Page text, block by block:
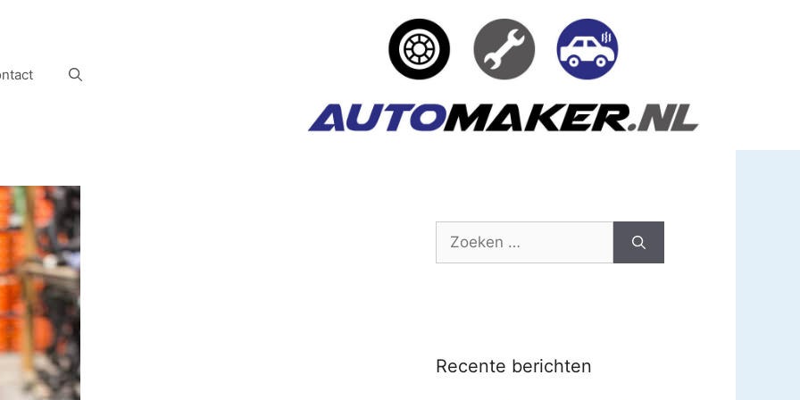
Zoek
Recente berichten